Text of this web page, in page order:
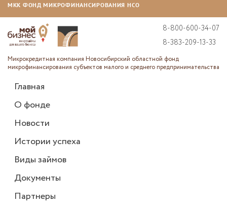
МКК ФОНД МИКРОФИНАНСИРОВАНИЯ НСО
8-800-600-34-07
8-383-209-13-33
Микрокредитная компания Новосибирский областной фонд
микрофинансирования субъектов малого и среднего предпринимательства
Главная
О фонде
Новости
Истории успеха
Виды займов
Документы
Партнеры